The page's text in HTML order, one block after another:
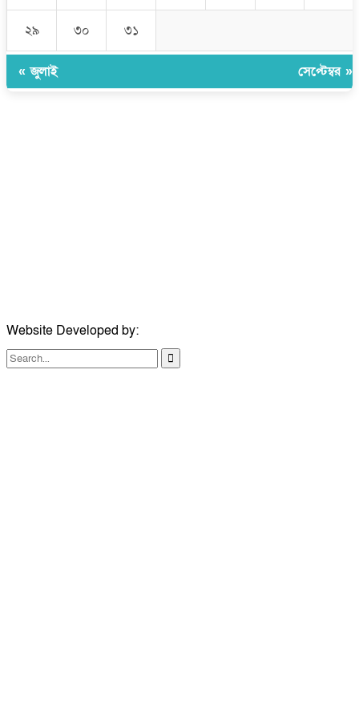
২৯ ৩০ ৩১
« জুলাই সেপ্টেম্বর »
Website Developed by: